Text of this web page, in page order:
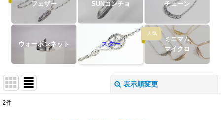
フェザー SUNコンチョ チェーン
ウォーボンネット スター
人気
ミニマム
マイクロ
表示順変更
2件